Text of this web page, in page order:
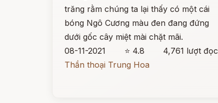
trăng rằm chúng ta lại thấy có một cái
bóng Ngô Cương màu đen đang đứng
dưới gốc cây miệt mài chặt mãi.
08-11-2021
⭐ 4.8
4,761 lượt đọc
Thần thoại Trung Hoa